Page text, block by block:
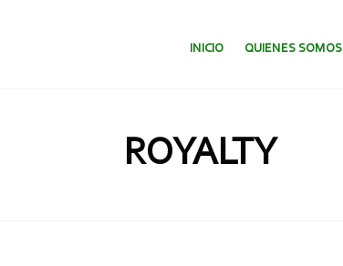
SALTAR AL CONTENIDO.
INICIO QUIENES SOMOS
ROYALTY